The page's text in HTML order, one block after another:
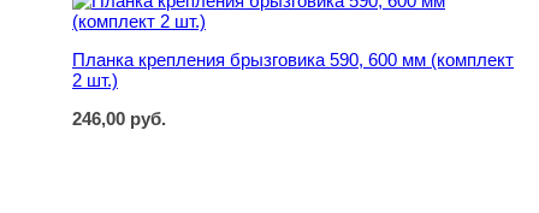
Планка крепления брызговика 590, 600 мм (комплект
2 шт.)
246,00 руб.